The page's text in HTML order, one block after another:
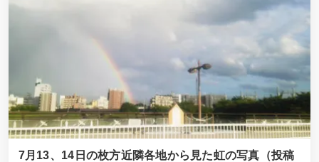
7月13、14日の枚方近隣各地から見た虹の写真（投稿